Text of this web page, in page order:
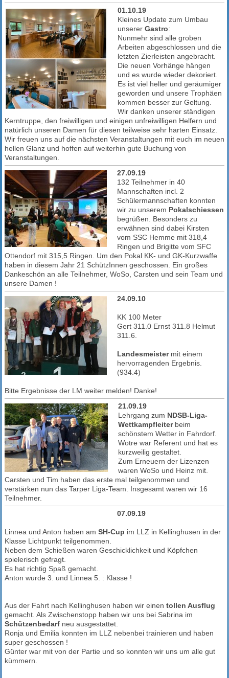
01.10.19
Kleines Update zum Umbau
unserer Gastro:
Nunmehr sind alle groben
Arbeiten abgeschlossen und die
letzten Zierleisten angebracht.
Die neuen Vorhänge hängen
und es wurde wieder dekoriert.
Es ist viel heller und geräumiger
geworden und unsere Trophäen
kommen besser zur Geltung.
Wir danken unserer ständigen
Kerntruppe, den freiwilligen und einigen unfreiwilligen Helfern und
natürlich unseren Damen für diesen teilweise sehr harten Einsatz.
Wir freuen uns auf die nächsten Veranstaltungen mit euch im neuen
hellen Glanz und hoffen auf weiterhin gute Buchung von
Veranstaltungen.
27.09.19
132 Teilnehmer in 40
Mannschaften incl. 2
Schülermannschaften konnten
wir zu unserem Pokalschiessen
begrüßen. Besonders zu
erwähnen sind dabei Kirsten
vom SSC Hemme mit 318,4
Ringen und Brigitte vom SFC
Ottendorf mit 315,5 Ringen. Um den Pokal KK- und GK-Kurzwaffe
haben in diesem Jahr 21 SchützInnen geschossen. Ein großes
Dankeschön an alle Teilnehmer, WoSo, Carsten und sein Team und
unsere Damen !
24.09.10
KK 100 Meter
Gert 311.0 Ernst 311.8 Helmut
311.6.
Landesmeistermit einem
hervorragenden Ergebnis.
(934.4)
Bitte Ergebnisse der LM weiter melden! Danke!
21.09.19
Lehrgang zum NDSB-Liga-
Wettkampfleiterbeim
schönstem Wetter in Fahrdorf.
Wotre war Referent und hat es
kurzweilig gestaltet.
Zum Erneuern der Lizenzen
waren WoSo und Heinz mit.
Carsten und Tim haben das erste mal teilgenommen und
verstärken nun das Tarper Liga-Team. Insgesamt waren wir 16
Teilnehmer.
07.09.19
Linnea und Anton haben am SH-Cup im LLZ in Kellinghusen in der
Klasse Lichtpunkt teilgenommen.
Neben dem Schießen waren Geschicklichkeit und Köpfchen
spielerisch gefragt.
Es hat richtig Spaß gemacht.
Anton wurde 3. und Linnea 5. : Klasse !
Aus der Fahrt nach Kellinghusen haben wir einen tollen Ausflug
gemacht. Als Zwischenstopp haben wir uns bei Sabrina im
Schützenbedarfneu ausgestattet.
Ronja und Emilia konnten im LLZ nebenbei trainieren und haben
super geschossen !
Günter war mit von der Partie und so konnten wir uns um alle gut
kümmern.